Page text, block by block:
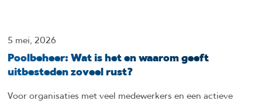
5 mei, 2026
Poolbeheer: Wat is het en waarom geeft
uitbesteden zoveel rust?
Voor organisaties met veel medewerkers en een actieve